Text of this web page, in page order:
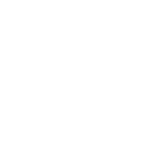
sur la flèche bas